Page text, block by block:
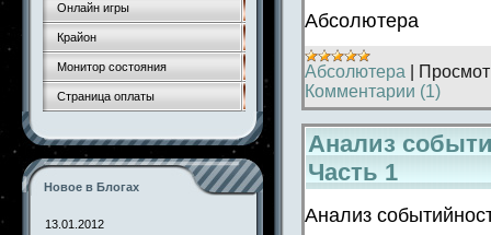
Онлайн игры
Крайон
Монитор состояния
Страница оплаты
Новое в Блогах
13.01.2012
Абсолютера
Абсолютера
Комментарии (1)
Анализ
Часть 1
Анализ